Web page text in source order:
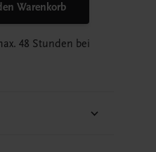
Warenkorb
48 Stunden bei